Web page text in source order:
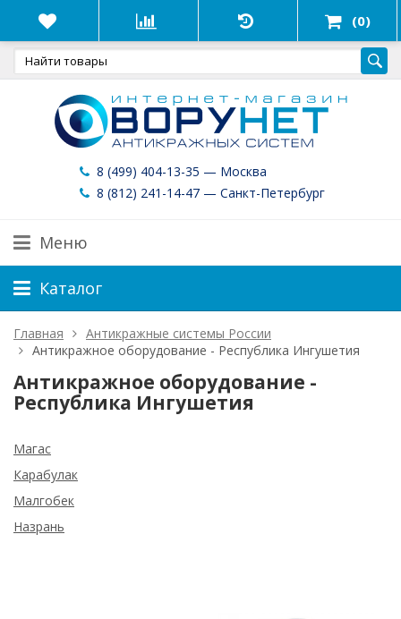
(0)
8 (499) 404-13-35 — Москва
8 (812) 241-14-47 — Санкт-Петербург
Меню
Каталог
Главная
Антикражные системы России
Антикражное оборудование - Республика Ингушетия
Антикражное оборудование -
Республика Ингушетия
Магас
Карабулак
Малгобек
Назрань